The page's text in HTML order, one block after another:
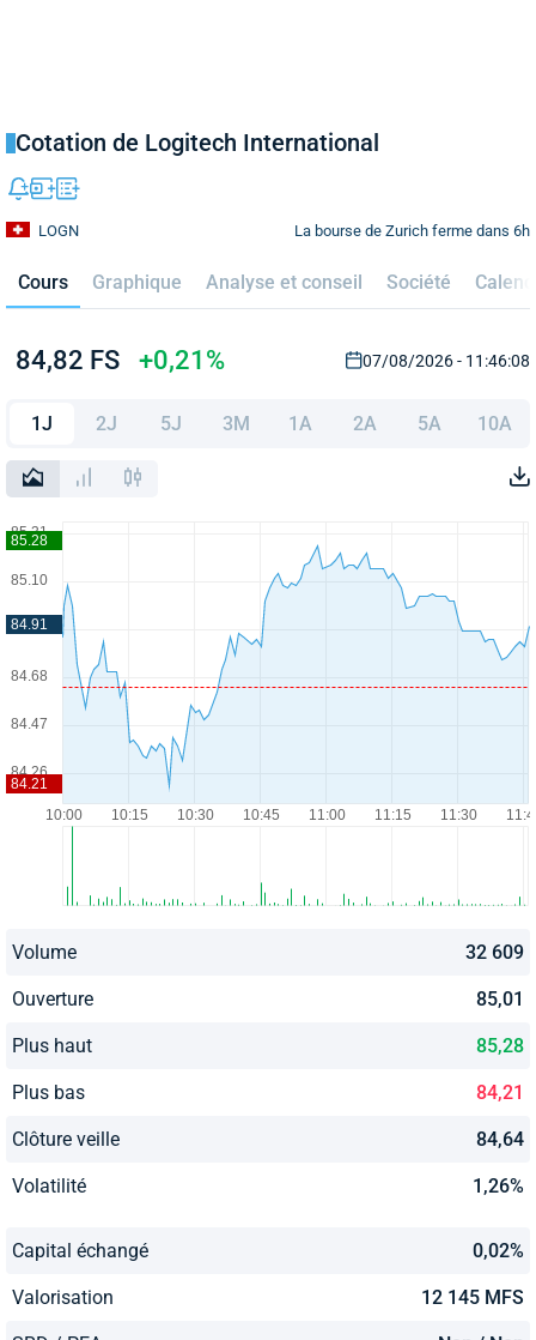
Cotation de Logitech International
La bourse de Zurich ferme dans 6h
LOGN
Cours Graphique Analyse et conseil Société
84,82 FS +0,21% 07/08/2026 - 11:46:08
1J 2J 5J 3M 1A 2A 5A 10A
Volume 32 609
Ouverture 85,01
Plus haut 85,28
Plus bas 84,21
Clôture veille 84,64
Volatilité 1,26%
Capital échangé 0,02%
Valorisation 12 145 MFS